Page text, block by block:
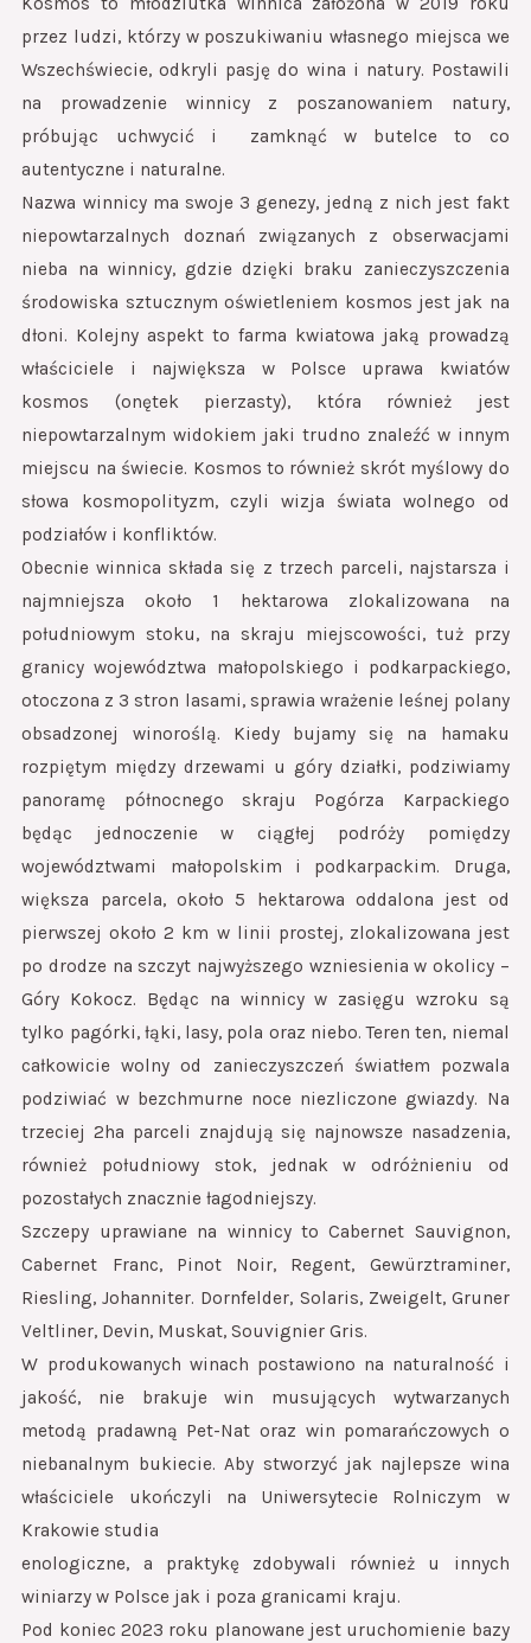
przez ludzi, którzy w poszukiwaniu własnego miejsca we
Wszechświecie, odkryli pasję do wina i natury. Postawili
na prowadzenie winnicy z poszanowaniem natury,
próbując uchwycić i zamknąć w butelce to co
autentyczne i naturalne.
Nazwa winnicy ma swoje 3 genezy, jedną z nich jest fakt
niepowtarzalnych doznań związanych z obserwacjami
nieba na winnicy, gdzie dzięki braku zanieczyszczenia
środowiska sztucznym oświetleniem kosmos jest jak na
dłoni. Kolejny aspekt to farma kwiatowa jaką prowadzą
właściciele i największa w Polsce uprawa kwiatów
kosmos (onętek pierzasty), która również jest
niepowtarzalnym widokiem jaki trudno znaleźć w innym
miejscu na świecie. Kosmos to również skrót myślowy do
słowa kosmopolityzm, czyli wizja świata wolnego od
podziałów i konfliktów.
Obecnie winnica składa się z trzech parceli, najstarsza i
najmniejsza około 1 hektarowa zlokalizowana na
południowym stoku, na skraju miejscowości, tuż przy
granicy województwa małopolskiego i podkarpackiego,
otoczona z 3 stron lasami, sprawia wrażenie leśnej polany
obsadzonej winoroślą. Kiedy bujamy się na hamaku
rozpiętym między drzewami u góry działki, podziwiamy
panoramę północnego skraju Pogórza Karpackiego
będąc jednoczenie w ciągłej podróży pomiędzy
województwami małopolskim i podkarpackim. Druga,
większa parcela, około 5 hektarowa oddalona jest od
pierwszej około 2 km w linii prostej, zlokalizowana jest
po drodze na szczyt najwyższego wzniesienia w okolicy –
Góry Kokocz. Będąc na winnicy w zasięgu wzroku są
tylko pagórki, łąki, lasy, pola oraz niebo. Teren ten, niemal
całkowicie wolny od zanieczyszczeń światłem pozwala
podziwiać w bezchmurne noce niezliczone gwiazdy. Na
trzeciej 2ha parceli znajdują się najnowsze nasadzenia,
również południowy stok, jednak w odróżnieniu od
pozostałych znacznie łagodniejszy.
Szczepy uprawiane na winnicy to Cabernet Sauvignon,
Cabernet Franc, Pinot Noir, Regent, Gewürztraminer,
Riesling, Johanniter. Dornfelder, Solaris, Zweigelt, Gruner
Veltliner, Devin, Muskat, Souvignier Gris.
W produkowanych winach postawiono na naturalność i
jakość, nie brakuje win musujących wytwarzanych
metodą pradawną Pet-Nat oraz win pomarańczowych o
niebanalnym bukiecie. Aby stworzyć jak najlepsze wina
właściciele ukończyli na Uniwersytecie Rolniczym w
Krakowie studia
enologiczne, a praktykę zdobywali również u innych
winiarzy w Polsce jak i poza granicami kraju.
Pod koniec 2023 roku planowane jest uruchomienie bazy